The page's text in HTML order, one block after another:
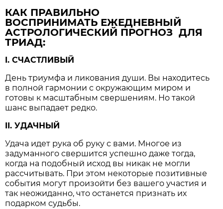
КАК ПРАВИЛЬНО
ВОСПРИНИМАТЬ ЕЖЕДНЕВНЫЙ
АСТРОЛОГИЧЕСКИЙ ПРОГНОЗ ДЛЯ
ТРИАД:
I. СЧАСТЛИВЫЙ
День триумфа и ликования души. Вы находитесь
в полной гармонии с окружающим миром и
готовы к масштабным свершениям. Но такой
шанс выпадает редко.
II. УДАЧНЫЙ
Удача идет рука об руку с вами. Многое из
задуманного свершится успешно даже тогда,
когда на подобный исход вы никак не могли
рассчитывать. При этом некоторые позитивные
события могут произойти без вашего участия и
так неожиданно, что останется признать их
подарком судьбы.